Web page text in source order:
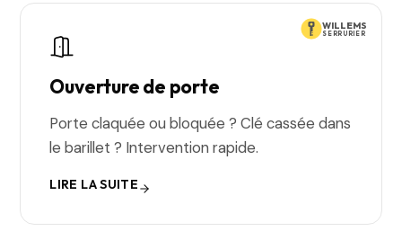
WILLEMS
SERRURIER
Ouverture de porte
Porte claquée ou bloquée ? Clé cassée dans
le barillet ? Intervention rapide.
LIRE LA SUITE